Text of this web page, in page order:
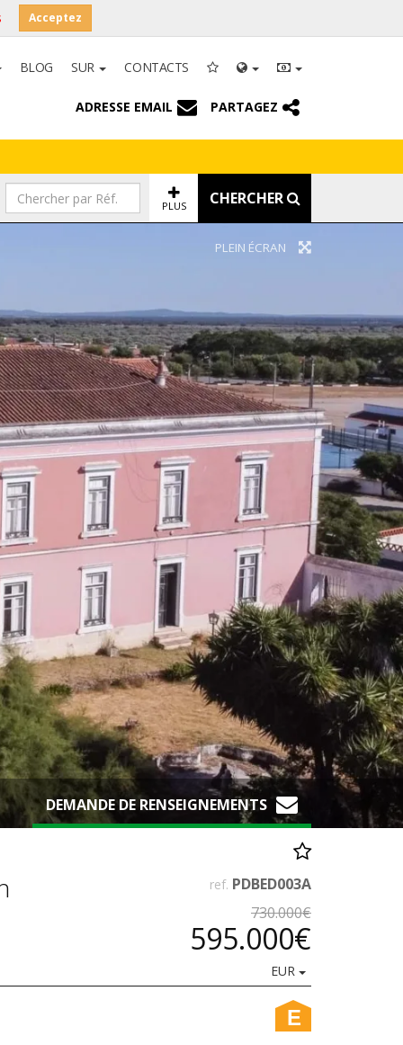
Acceptez
BLOG SUR CONTACTS
ADRESSE EMAIL PARTAGEZ
PLUS CHERCHER
PLEIN ÉCRAN
DEMANDE DE RENSEIGNEMENTS
ref. PDBED003A
730.000€
595.000€
EUR
E